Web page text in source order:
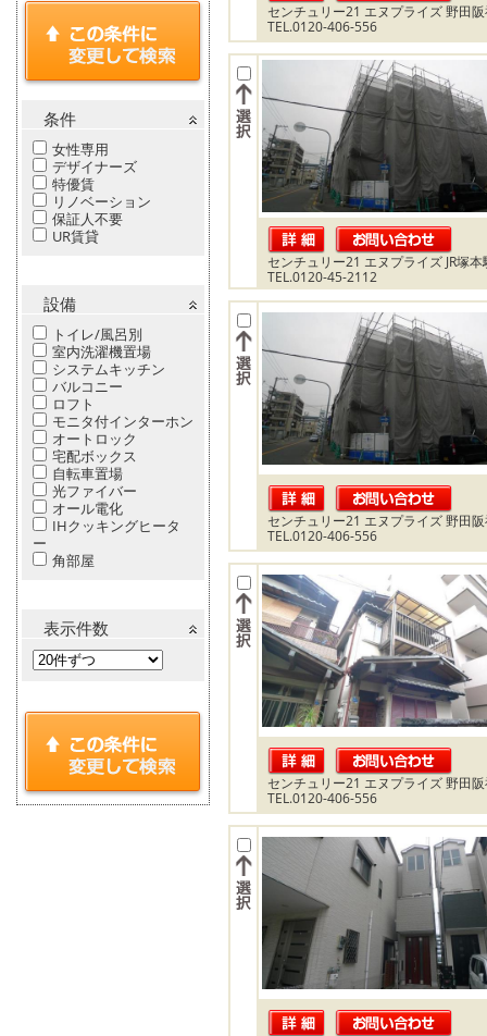
条件
女性専用
デザイナーズ
特優賃
リノベーション
保証人不要
UR賃貸
設備
トイレ/風呂別
室内洗濯機置場
システムキッチン
バルコニー
ロフト
モニタ付インターホン
オートロック
宅配ボックス
自転車置場
光ファイバー
オール電化
IHクッキングヒータ
ー
角部屋
表示件数
センチュリー21 エヌプライズ 野田
TEL.0120-406-556
センチュリー21 エヌプライズ JR塚
TEL.0120-45-2112
センチュリー21 エヌプライズ 野田
TEL.0120-406-556
センチュリー21 エヌプライズ 野田
TEL.0120-406-556